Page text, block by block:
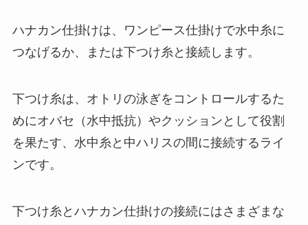
ハナカン仕掛けは、ワンピース仕掛けで水中糸に
つなげるか、または下つけ糸と接続します。
下つけ糸は、オトリの泳ぎをコントロールするた
めにオバセ（水中抵抗）やクッションとして役割
を果たす、水中糸と中ハリスの間に接続するライ
ンです。
下つけ糸とハナカン仕掛けの接続にはさまざまな